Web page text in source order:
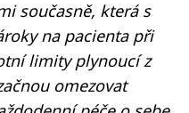
současně, která s
na pacienta při
limity plynoucí z
omezovat